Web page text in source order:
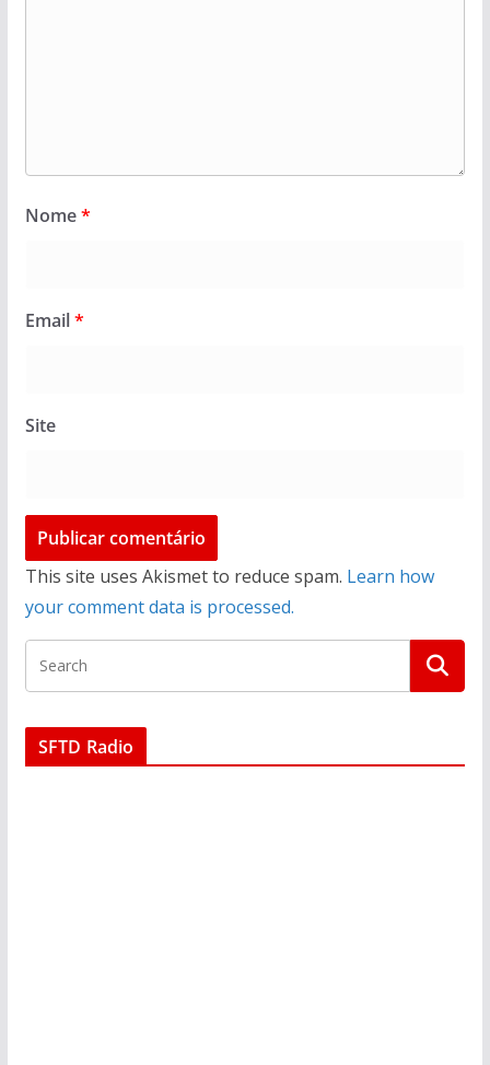
Nome*
Email*
Site
This site uses Akismet to reduce spam. Learn how
your comment data is processed.
SFTD Radio